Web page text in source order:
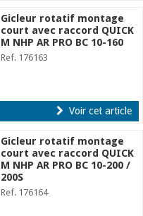
Gicleur rotatif montage
court avec raccord QUICK
M NHP AR PRO BC 10-160
Ref. 176163
Voir cet article
Gicleur rotatif montage
court avec raccord QUICK
M NHP AR PRO BC 10-200 /
200S
Ref. 176164